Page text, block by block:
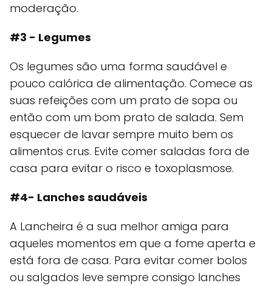
moderação.
#3 - Legumes
Os legumes são uma forma saudável e
pouco calórica de alimentação. Comece as
suas refeições com um prato de sopa ou
então com um bom prato de salada. Sem
esquecer de lavar sempre muito bem os
alimentos crus. Evite comer saladas fora de
casa para evitar o risco e toxoplasmose.
#4- Lanches saudáveis
A Lancheira é a sua melhor amiga para
aqueles momentos em que a fome aperta e
está fora de casa. Para evitar comer bolos
ou salgados leve sempre consigo lanches